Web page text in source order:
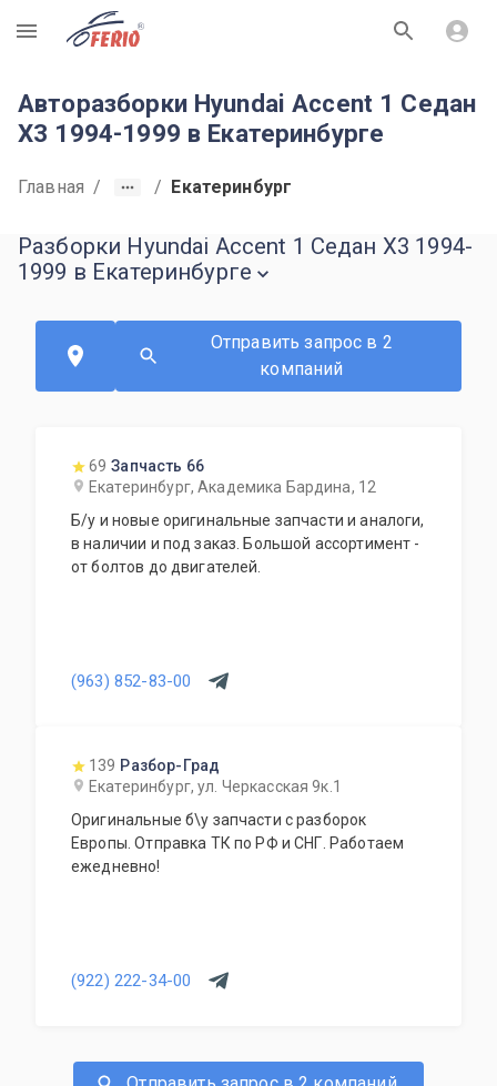
R
Авторазборки Hyundai Accent 1 Седан
X3 1994-1999 в Екатеринбурге
Главная / / Екатеринбург
Разборки Hyundai Accent 1 Седан X3 1994-
1999 в Екатеринбурге
Отправить запрос в 2
компаний
69 Запчасть 66
Екатеринбург, Академика Бардина, 12
Б/у и новые оригинальные запчасти и аналоги,
в наличии и под заказ. Большой ассортимент -
от болтов до двигателей.
(963) 852-83-00
139 Разбор-Град
Екатеринбург, ул. Черкасская 9к.1
Оригинальные б\у запчасти с разборок
Европы. Отправка ТК по РФ и СНГ. Работаем
ежедневно!
(922) 222-34-00